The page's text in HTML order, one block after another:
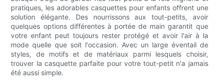
pratiques, les adorables casquettes pour enfants offrent une
solution élégante. Des nourrissons aux tout-petits, avoir
quelques options différentes à portée de main garantit que
votre enfant peut toujours rester protégé et avoir l'air à la
mode quelle que soit l'occasion. Avec un large éventail de
styles, de motifs et de matériaux parmi lesquels choisir,
trouver la casquette parfaite pour votre tout-petit n'a jamais
été aussi simple.